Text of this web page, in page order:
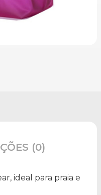
(0)
ideal para praia e